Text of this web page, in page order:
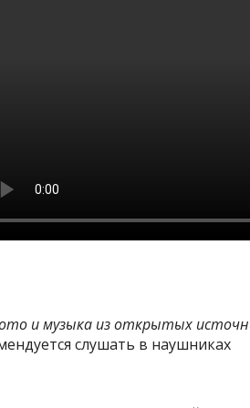
и музыка из открытых
слушать в наушниках